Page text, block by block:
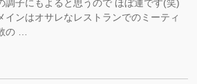
調子にもよると思うので ほぼ運です(笑)
インはオサレなレストランでのミーティ
の …